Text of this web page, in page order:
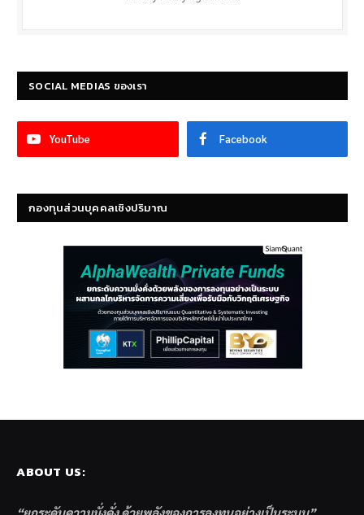
SOCIAL MEDIAS ของเรา
YouTube Facebook
กองทุนส่วนบุคคลเชิงปริมาณ
ABOUT US: